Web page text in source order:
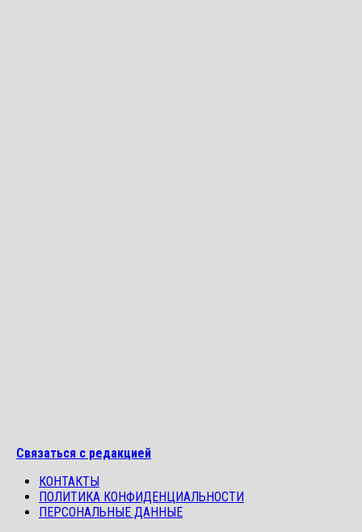
Связаться с редакцией
КОНТАКТЫ
ПОЛИТИКА КОНФИДЕНЦИАЛЬНОСТИ
ПЕРСОНАЛЬНЫЕ ДАННЫЕ